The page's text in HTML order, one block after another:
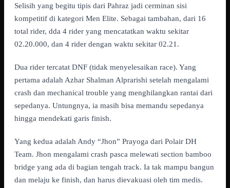
Selisih yang begitu tipis dari Pahraz jadi cerminan sisi
kompetitif di kategori Men Elite. Sebagai tambahan, dari 16
total rider, dda 4 rider yang mencatatkan waktu sekitar
02.20.000, dan 4 rider dengan waktu sekitar 02.21.
Dua rider tercatat DNF (tidak menyelesaikan race). Yang
pertama adalah Azhar Shalman Alprarishi setelah mengalami
crash dan mechanical trouble yang menghilangkan rantai dari
sepedanya. Untungnya, ia masih bisa memandu sepedanya
hingga mendekati garis finish.
Yang kedua adalah Andy “Jhon” Prayoga dari Polair DH
Team. Jhon mengalami crash pasca melewati section bamboo
bridge yang ada di bagian tengah track. Ia tak mampu bangun
dan melaju ke finish, dan harus dievakuasi oleh tim medis.